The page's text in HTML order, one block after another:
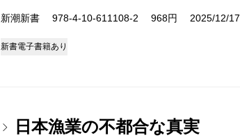
新潮新書 978-4-10-611108-2 968円 2025/12/17
新書電子書籍あり
日本漁業の不都合な真実